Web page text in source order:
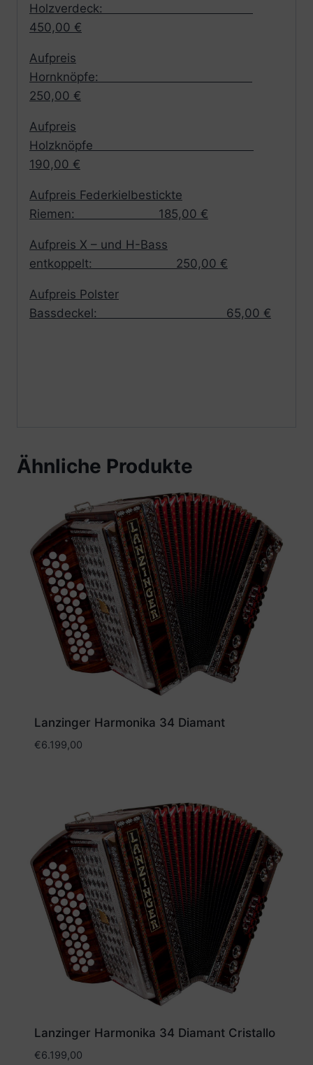
Holzverdeck:
450,00 €
Aufpreis
Hornknöpfe:
250,00 €
Aufpreis
Holzknöpfe
190,00 €
Aufpreis Federkielbestickte
Riemen: 185,00 €
Aufpreis X – und H-Bass
entkoppelt: 250,00 €
Aufpreis Polster
Bassdeckel: 65,00 €
Ähnliche Produkte
Lanzinger Harmonika 34 Diamant
€6.199,00
Lanzinger Harmonika 34 Diamant Cristallo
€6.199,00